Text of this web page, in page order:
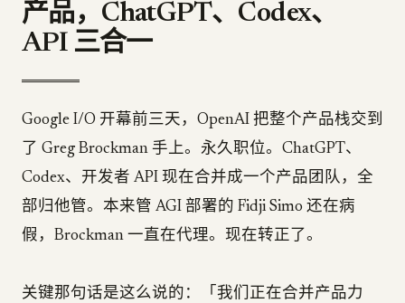
产品，ChatGPT、Codex、
API 三合一
Google I/O 开幕前三天，OpenAI 把整个产品栈交到
了 Greg Brockman 手上。永久职位。ChatGPT、
Codex、开发者 API 现在合并成一个产品团队，全
部归他管。本来管 AGI 部署的 Fidji Simo 还在病
假，Brockman 一直在代理。现在转正了。
关键那句话是这么说的：「我们正在合并产品力